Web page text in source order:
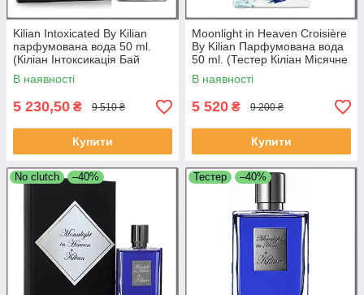
Kilian Intoxicated By Kilian
парфумована вода 50 ml.
(Кіліан Інтоксикація Бай
Кіліан). No clutch.
В наявності
5 230,50 ₴ 9 510 ₴
Купити
Moonlight in Heaven Croisière
By Kilian Парфумована вода
50 ml. (Тестер Кіліан Місячне
світло на небесах)
В наявності
5 520 ₴ 9 200 ₴
Купити
No clutch –40% Тестер –40%